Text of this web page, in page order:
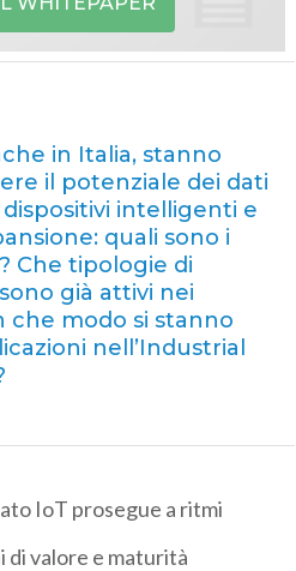
in Italia, stanno
il potenziale dei dati
intelligenti e
quali sono i
Che tipologie di
già attivi nei
che modo si stanno
nell’Industrial
IoT prosegue a ritmi
valore e maturità